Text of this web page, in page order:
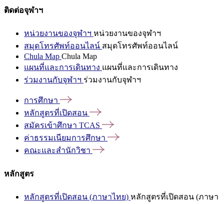
ติดต่อจุฬาฯ
หน่วยงานของจุฬาฯ หน่วยงานของจุฬาฯ
สมุดโทรศัพท์ออนไลน์ สมุดโทรศัพท์ออนไลน์
Chula Map Chula Map
แผนที่และการเดินทาง แผนที่และการเดินทาง
ร่วมงานกับจุฬาฯ ร่วมงานกับจุฬาฯ
การศึกษา
หลักสูตรที่เปิดสอน
สมัครเข้าศึกษา TCAS
ค่าธรรมเนียมการศึกษา
คณะและสำนักวิชา
หลักสูตร
หลักสูตรที่เปิดสอน (ภาษาไทย) หลักสูตรที่เปิดสอน (ภาษา